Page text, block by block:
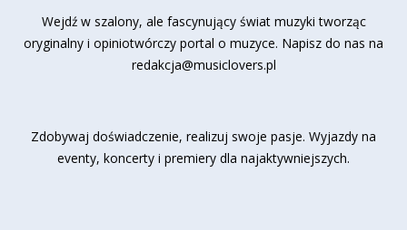
Wejdź w szalony, ale fascynujący świat muzyki tworząc
oryginalny i opiniotwórczy portal o muzyce. Napisz do nas na
redakcja@musiclovers.pl
Zdobywaj doświadczenie, realizuj swoje pasje. Wyjazdy na
eventy, koncerty i premiery dla najaktywniejszych.